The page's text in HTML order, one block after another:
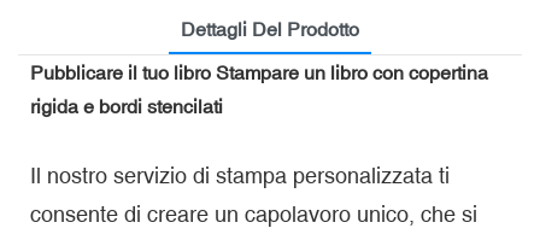
Dettagli Del Prodotto
Pubblicare il tuo libro Stampare un libro con copertina
rigida e bordi stencilati
Il nostro servizio di stampa personalizzata ti
consente di creare un capolavoro unico, che si